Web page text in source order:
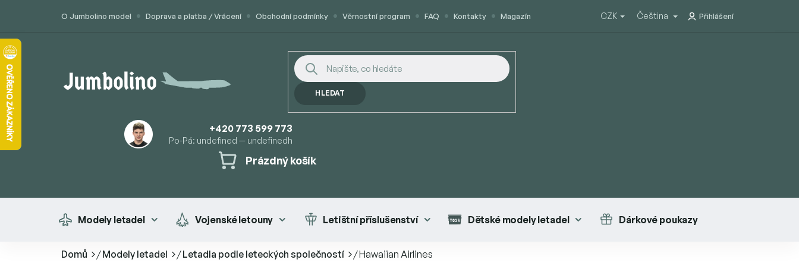
O Jumbolino model Doprava a platba / Vrácení Obchodní podmínky Věrnostní program FAQ Kontakty Magazín CZK Čeština Přihlášení
HLEDAT
+420 773 599 773
Po-Pá: undefined — undefinedh
NÁKUPNÍ
Prázdný košík
Modely letadel Vojenské letouny Letištní příslušenství Dětské modely letadel Dárkové poukazy
Domů /Modely letadel /Letadla podle leteckých společností /Hawaiian Airlines